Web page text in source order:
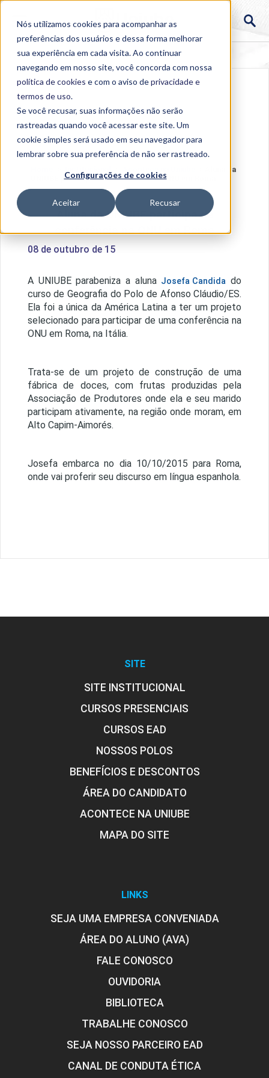
Nós utilizamos cookies para acompanhar as
preferências dos usuários e dessa forma melhorar
sua experiência em cada visita. Ao continuar
navegando em nosso site, você concorda com nossa
política de cookies e com o aviso deprivacidade e
termos de uso.
Se você recusar, suas informações não serão
rastreadas quando você acessar este site. Um
cookie simples será usado em seu navegador para
lembrar sobre sua preferência de não ser rastreado.
Configurações de cookies
Aceitar Recusar
Aluna da
UNIUBE participa de conferência na ONU em Roma
Aluna da UNIUBE participa de
conferência na ONU em Roma
08 de outubro de 15
A UNIUBE parabeniza a aluna Josefa Candida do
curso de Geografia do Polo de Afonso Cláudio/ES.
Ela foi a única da América Latina a ter um projeto
selecionado para participar de uma conferência na
ONU em Roma, na Itália.
Trata-se de um projeto de construção de uma
fábrica de doces, com frutas produzidas pela
Associação de Produtores onde ela e seu marido
participam ativamente, na região onde moram, em
Alto Capim-Aimorés.
Josefa embarca no dia 10/10/2015 para Roma,
onde vai proferir seu discurso em língua espanhola.
SITE
SITE INSTITUCIONAL
CURSOS PRESENCIAIS
CURSOS EAD
NOSSOS POLOS
BENEFÍCIOS E DESCONTOS
ÁREA DO CANDIDATO
ACONTECE NA UNIUBE
MAPA DO SITE
LINKS
SEJA UMA EMPRESA CONVENIADA
ÁREA DO ALUNO (AVA)
FALE CONOSCO
OUVIDORIA
BIBLIOTECA
TRABALHE CONOSCO
SEJA NOSSO PARCEIRO EAD
CANAL DE CONDUTA ÉTICA